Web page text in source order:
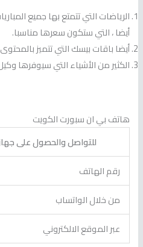
الرياضات التي تتمتع بها جميع
أيضا ، التي ستكون سعرها مناسبا.
أيضا باقات بيسك التي تتميز
الكثير من الأشياء التي سيوفرها
هاتف بي ان سبورت الكويت
للتواصل والحصول على
رقم الهاتف
من خلال الواتساب
عبر الموقع الالكتروني